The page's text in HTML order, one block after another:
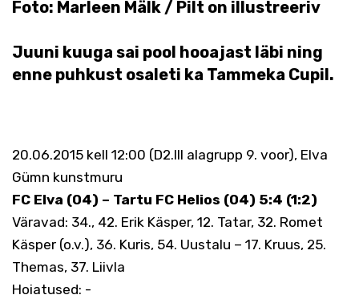
Foto: Marleen Mälk / Pilt on illustreeriv
Juuni kuuga sai pool hooajast läbi ning
enne puhkust osaleti ka Tammeka Cupil.
20.06.2015 kell 12:00 (D2.III alagrupp 9. voor), Elva
Gümn kunstmuru
FC Elva (04) – Tartu FC Helios (04) 5:4 (1:2)
Väravad: 34., 42. Erik Käsper, 12. Tatar, 32. Romet
Käsper (o.v.), 36. Kuris, 54. Uustalu – 17. Kruus, 25.
Themas, 37. Liivla
Hoiatused: -